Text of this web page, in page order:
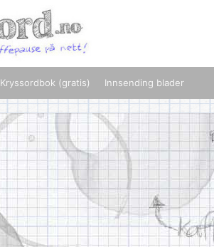
Kryssordbok (gratis) Innsending blader